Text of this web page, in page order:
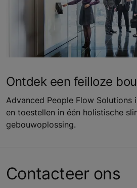
Ontdek een feilloze
Advanced People Flow Solutions
en toestellen in één holistische
gebouwoplossing.
Contacteer ons